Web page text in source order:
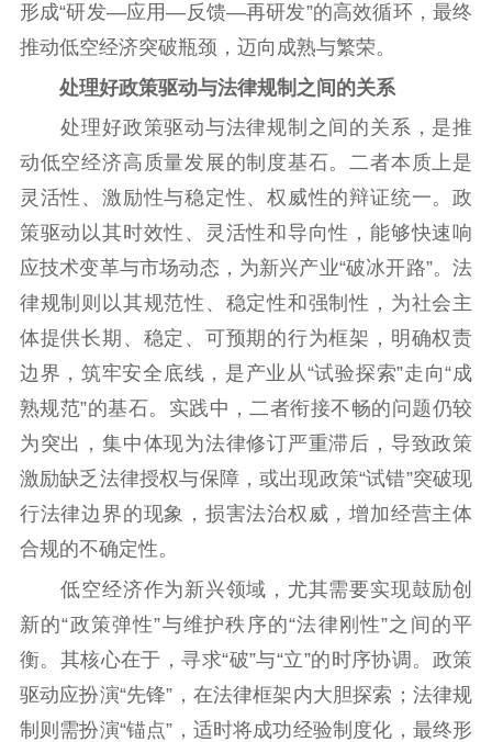
形成“研发—应用—反馈—再研发”的高效循环，最终
推动低空经济突破瓶颈，迈向成熟与繁荣。
处理好政策驱动与法律规制之间的关系
处理好政策驱动与法律规制之间的关系，是推
动低空经济高质量发展的制度基石。二者本质上是
灵活性、激励性与稳定性、权威性的辩证统一。政
策驱动以其时效性、灵活性和导向性，能够快速响
应技术变革与市场动态，为新兴产业“破冰开路”。法
律规制则以其规范性、稳定性和强制性，为社会主
体提供长期、稳定、可预期的行为框架，明确权责
边界，筑牢安全底线，是产业从“试验探索”走向“成
熟规范”的基石。实践中，二者衔接不畅的问题仍较
为突出，集中体现为法律修订严重滞后，导致政策
激励缺乏法律授权与保障，或出现政策“试错”突破现
行法律边界的现象，损害法治权威，增加经营主体
合规的不确定性。
低空经济作为新兴领域，尤其需要实现鼓励创
新的“政策弹性”与维护秩序的“法律刚性”之间的平
衡。其核心在于，寻求“破”与“立”的时序协调。政策
驱动应扮演“先锋”，在法律框架内大胆探索；法律规
制则需扮演“锚点”，适时将成功经验制度化，最终形